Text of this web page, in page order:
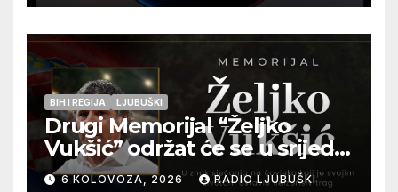
BIH I REGIJA LJUBUŠKI
Drugi Memorijal “Željko
Vukšić” održat će se u srijedu
12. kolovoza u Otoku
6 KOLOVOZA, 2026 RADIO LJUBUŠKI